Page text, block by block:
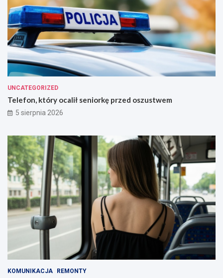
UNCATEGORIZED
Telefon, który ocalił seniorkę przed oszustwem
5 sierpnia 2026
KOMUNIKACJA REMONTY